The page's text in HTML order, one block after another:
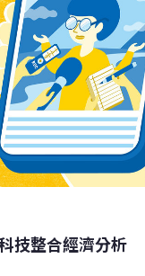
技整合經濟分析